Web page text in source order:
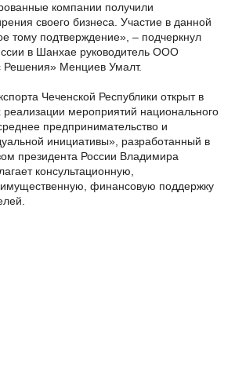
компании получили
своего бизнеса. Участие в данной
тому подтверждение», – подчеркнул
в Шанхае руководитель ООО
Менциев Умалт.
Чеченской Республики открыт в
реализации мероприятий национального
предпринимательство и
инициативы», разработанный в
президента России Владимира
консультационную,
финансовую поддержку